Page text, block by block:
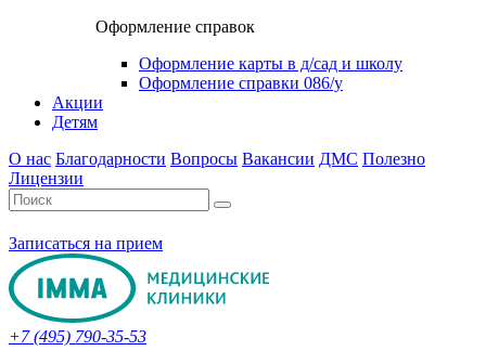
Оформление справок
Оформление карты в д/сад и школу
Оформление справки 086/у
Акции
Детям
О нас Благодарности Вопросы Вакансии ДМС Полезно
Лицензии
Записаться на прием
+7 (495) 790-35-53